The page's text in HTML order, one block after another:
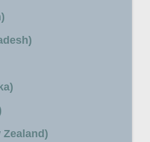
Zealand)